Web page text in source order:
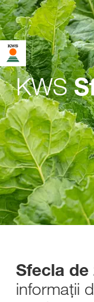
KWS
Sfecla de
informații